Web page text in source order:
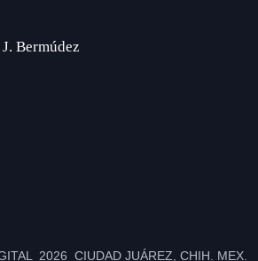
Bermúdez
2026 CIUDAD JUÁREZ, CHIH. MEX.